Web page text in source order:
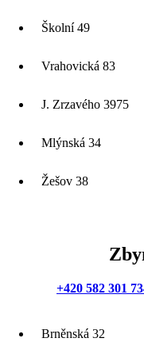
Školní 49
Vrahovická 83
J. Zrzavého 3975
Mlýnská 34
Žešov 38
+420 582 301
Brněnská 32